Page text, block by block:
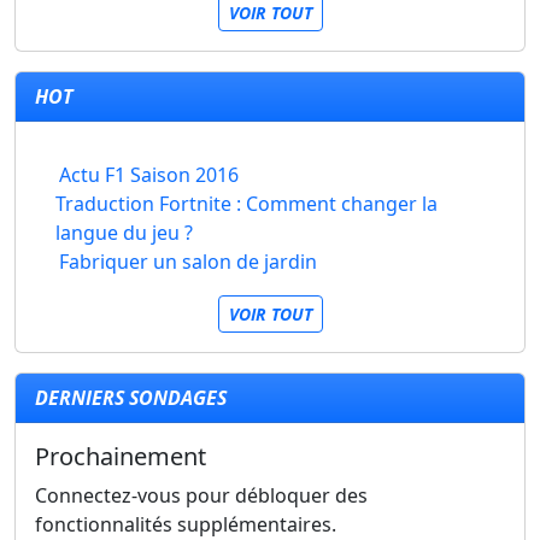
VOIR TOUT
HOT
Actu F1 Saison 2016
Traduction Fortnite : Comment changer la
langue du jeu ?
Fabriquer un salon de jardin
VOIR TOUT
DERNIERS SONDAGES
Prochainement
Connectez-vous pour débloquer des
fonctionnalités supplémentaires.